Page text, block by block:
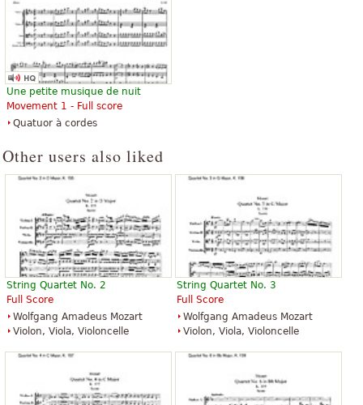
Une petite musique de nuit
Movement 1 - Full score
Quatuor à cordes
Other users also liked
String Quartet No. 2
Full Score
Wolfgang Amadeus Mozart
Violon, Viola, Violoncelle
String Quartet No. 3
Full Score
Wolfgang Amadeus Mozart
Violon, Viola, Violoncelle